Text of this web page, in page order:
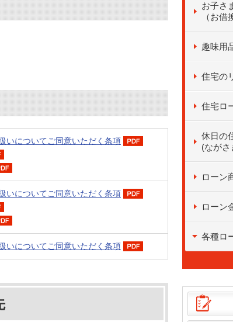
いについてご同意いただく条項
いについてご同意いただく条項
いについてご同意いただく条項
お子さ
（お借
趣味用
住宅の
住宅ロ
休日の
(なが
ローン
ローン
各種ロ